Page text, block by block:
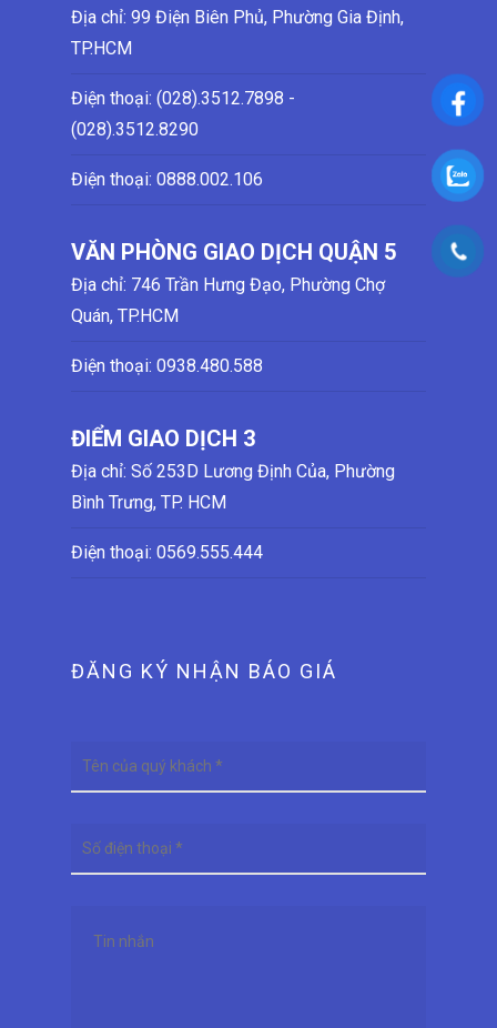
Địa chỉ: 99 Điện Biên Phủ, Phường Gia Định,
TP.HCM
Điện thoại: (028).3512.7898 -
(028).3512.8290
Điện thoại: 0888.002.106
VĂN PHÒNG GIAO DỊCH QUẬN 5
Địa chỉ: 746 Trần Hưng Đạo, Phường Chợ
Quán, TP.HCM
Điện thoại: 0938.480.588
ĐIỂM GIAO DỊCH 3
Địa chỉ: Số 253D Lương Định Của, Phường
Bình Trưng, TP. HCM
Điện thoại: 0569.555.444
ĐĂNG KÝ NHẬN BÁO GIÁ